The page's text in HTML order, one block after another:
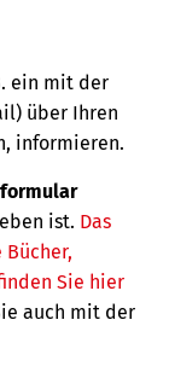
ein mit der
über Ihren
informieren.
ist. Das
Sie hier
auch mit der